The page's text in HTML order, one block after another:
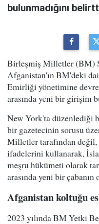
bulunmadığını
Birleşmiş Milletler (BM)
Afganistan'ın BM'deki
Emirliği yönetimine
arasında yeni bir girişim
New York'ta düzenlediği
bir gazetecinin sorusu
Milletler tarafından değil,
ifadelerini kullanarak,
meşru hükümeti olarak
arasında yeni bir çabanın
Afganistan koltuğu
2023 yılında BM Yetki